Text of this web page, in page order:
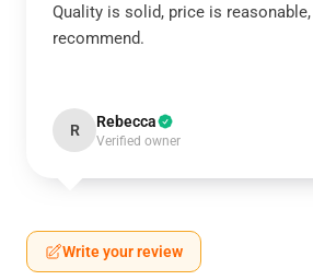
Quality is solid, price is
recommend.
R Rebecca
Verified owner
Write your review